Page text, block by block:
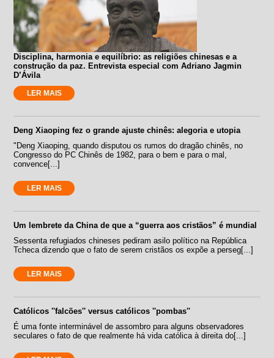
Disciplina, harmonia e equilíbrio: as religiões chinesas e a
construção da paz. Entrevista especial com Adriano Jagmin
D’Ávila
LER MAIS
Deng Xiaoping fez o grande ajuste chinês: alegoria e utopia
"Deng Xiaoping, quando disputou os rumos do dragão chinês, no
Congresso do PC Chinês de 1982, para o bem e para o mal,
convence[...]
LER MAIS
Um lembrete da China de que a “guerra aos cristãos” é mundial
Sessenta refugiados chineses pediram asilo político na República
Tcheca dizendo que o fato de serem cristãos os expõe a perseg[...]
LER MAIS
Católicos ''falcões'' versus católicos ''pombas''
É uma fonte interminável de assombro para alguns observadores
seculares o fato de que realmente há vida católica à direita do[...]